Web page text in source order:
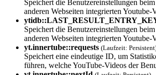
Speichert die Benutzereinstellungen
anderen Webseiten integrierten Youtube-
Speichert die Benutzereinstellungen
anderen Webseiten integrierten Youtube-
yt.innertube::requests (Laufzeit:
Speichert eine eindeutige ID, um
führen, welche YouTube-Videos der